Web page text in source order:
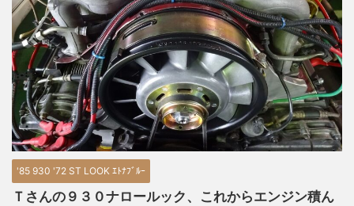
'85 930 '72 ST LOOK ｴﾄﾅﾌﾞﾙｰ
Ｔさんの９３０ナロールック、これからエンジン積ん